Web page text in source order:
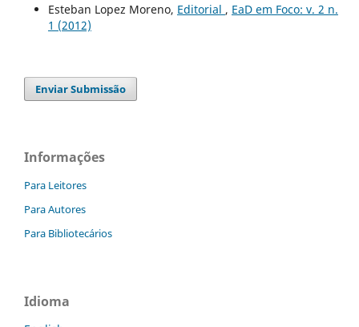
Esteban Lopez Moreno, Editorial , EaD em Foco: v. 2 n.
1 (2012)
Enviar Submissão
Informações
Para Leitores
Para Autores
Para Bibliotecários
Idioma